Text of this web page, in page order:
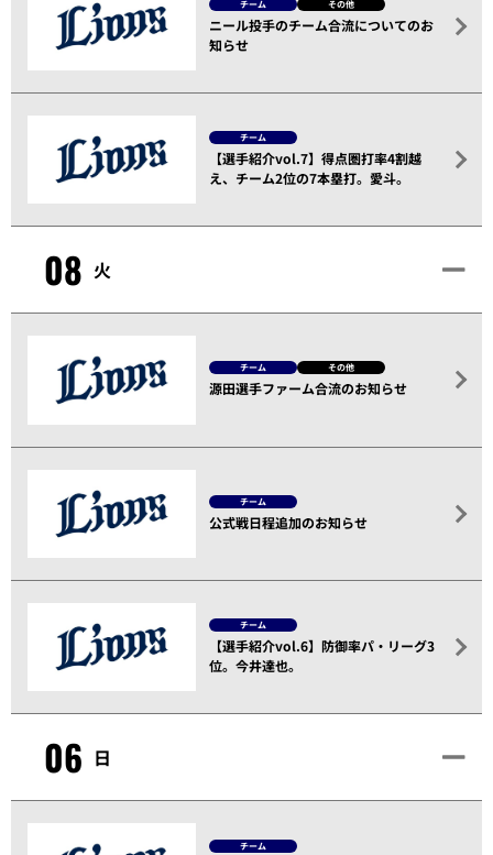
チーム その他
ニール投手のチーム合流についてのお
知らせ
チーム
【選手紹介vol.7】得点圏打率4割越
え、チーム2位の7本塁打。愛斗。
08 火
チーム その他
源田選手ファーム合流のお知らせ
チーム
公式戦日程追加のお知らせ
チーム
【選手紹介vol.6】防御率パ・リーグ3
位。今井達也。
06 日
チーム